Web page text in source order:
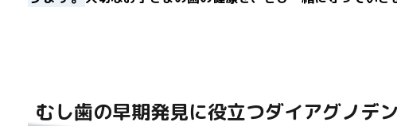
むし歯の早期発見に役立つダイアグノデ